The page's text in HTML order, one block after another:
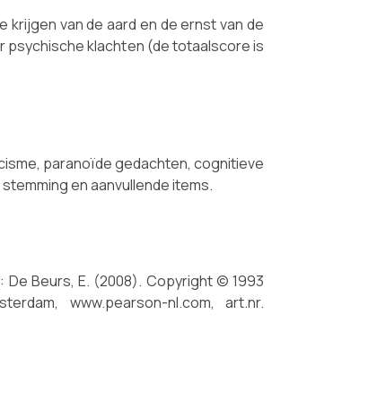
krijgen van de aard en de ernst van de
psychische klachten (de totaalscore is
paranoïde gedachten, cognitieve
en aanvullende items.
Beurs, E. (2008). Copyright © 1993
www.pearson-nl.com, art.nr.